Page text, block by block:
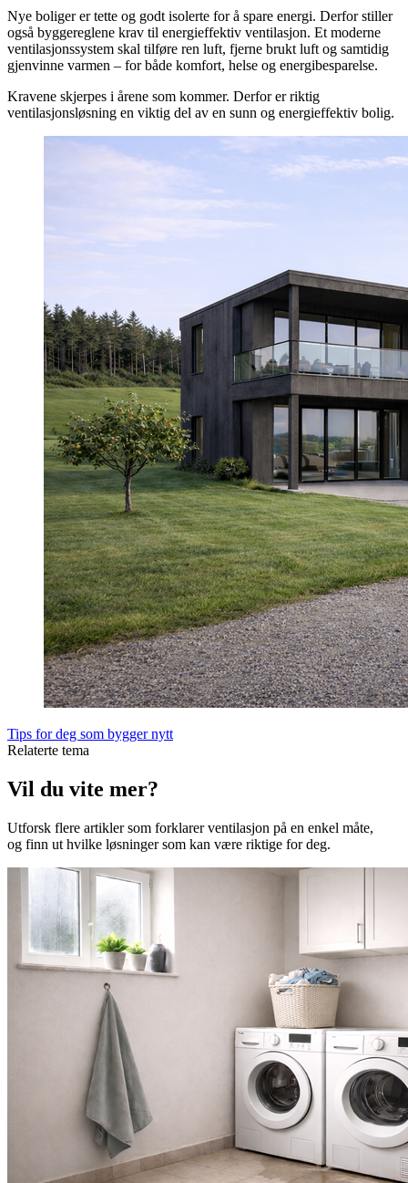
Nye boliger er tette og godt isolerte for å spare energi. Derfor stiller
også byggereglene krav til energieffektiv ventilasjon. Et moderne
ventilasjonssystem skal tilføre ren luft, fjerne brukt luft og samtidig
gjenvinne varmen – for både komfort, helse og energibesparelse.
Kravene skjerpes i årene som kommer. Derfor er riktig
ventilasjonsløsning en viktig del av en sunn og energieffektiv bolig.
Tips for deg som bygger nytt
Relaterte tema
Vil du vite mer?
Utforsk flere artikler som forklarer ventilasjon på en enkel måte,
og finn ut hvilke løsninger som kan være riktige for deg.